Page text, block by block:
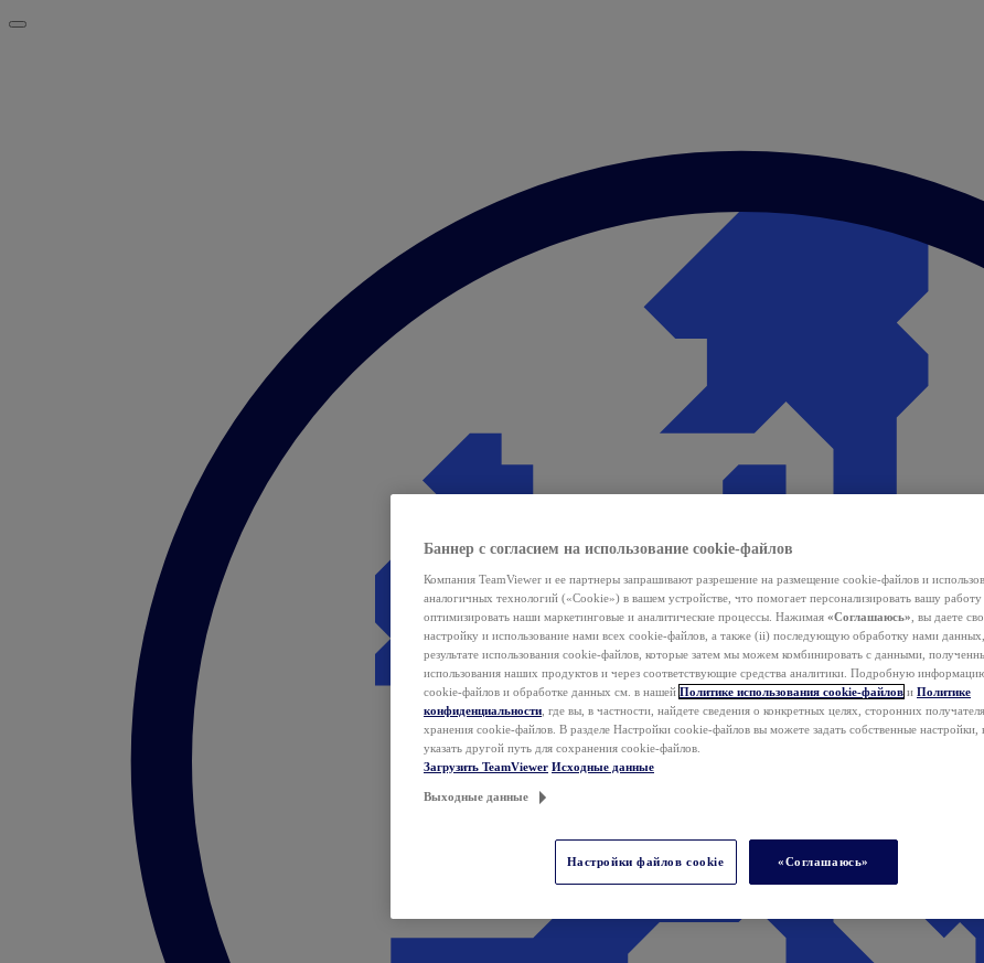
Баннер с согласием на использование cookie-файлов
Компания TeamViewer и ее партнеры запрашивают разрешение на размещение cookie-файлов и
аналогичных технологий («Cookie») в вашем устройстве, что помогает персонализировать вашу
оптимизировать наши маркетинговые и аналитические процессы. Нажимая «Соглашаюсь» , вы даете
настройку и использование нами всех cookie-файлов, а также (ii) последующую обработку нами
результате использования cookie-файлов, которые затем мы можем комбинировать с данными,
использования наших продуктов и через соответствующие средства аналитики. Подробную
cookie-файлов и обработке данных см. в нашей Политике использования cookie-файлов и Политике
конфиденциальности , где вы, в частности, найдете сведения о конкретных целях, сторонних
хранения cookie-файлов. В разделе Настройки cookie-файлов вы можете задать собственные настройки,
указать другой путь для сохранения cookie-файлов.
Загрузить TeamViewer Исходные данные
Выходные данные
Настройки файлов cookie «Соглашаюсь»